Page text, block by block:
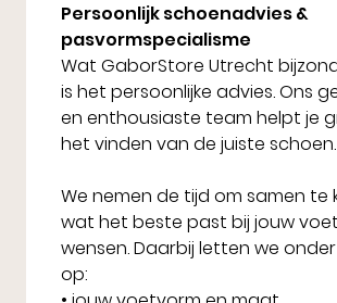
Persoonlijk schoenadvies &
pasvormspecialisme
Wat GaborStore Utrecht
is het persoonlijke advies. Ons
en enthousiaste team helpt je
het vinden van de juiste schoen.
We nemen de tijd om samen te
wat het beste past bij jouw
wensen. Daarbij letten we
op: